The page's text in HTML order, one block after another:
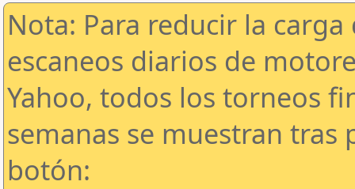
Nota: Para reducir la
escaneos diarios de
Yahoo, todos los torneos
semanas se muestran tras
botón: